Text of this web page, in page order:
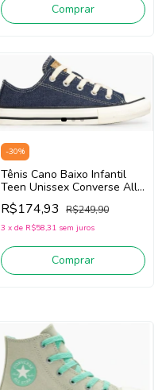
Comprar
-30%
Tênis Cano Baixo Infantil
Teen Unissex Converse All
Star CK1643/CK1641 (Jeans)
Tecido
R$174,93 R$249,90
3 x de R$58,31 sem juros
Comprar